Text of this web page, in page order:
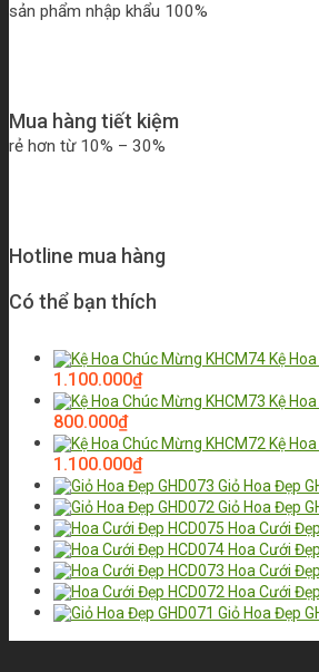
sản phẩm nhập khẩu 100%
Mua hàng tiết kiệm
rẻ hơn từ 10% – 30%
Hotline mua hàng
Có thể bạn thích
Kệ
1.100.000₫
Kệ
800.000₫
Kệ
1.100.000₫
Giỏ Hoa Đẹp
Giỏ Hoa Đẹp
Hoa Cưới
Hoa Cưới
Hoa Cưới
Hoa Cưới
Giỏ Hoa Đẹp